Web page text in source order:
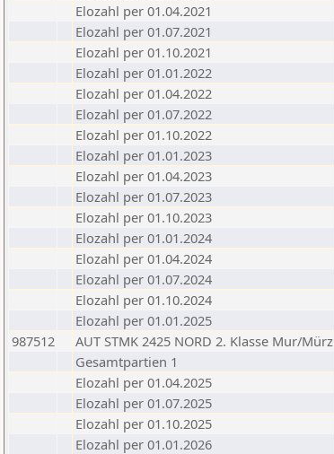
Elozahl per 01.04.2021
Elozahl per 01.07.2021
Elozahl per 01.10.2021
Elozahl per 01.01.2022
Elozahl per 01.04.2022
Elozahl per 01.07.2022
Elozahl per 01.10.2022
Elozahl per 01.01.2023
Elozahl per 01.04.2023
Elozahl per 01.07.2023
Elozahl per 01.10.2023
Elozahl per 01.01.2024
Elozahl per 01.04.2024
Elozahl per 01.07.2024
Elozahl per 01.10.2024
Elozahl per 01.01.2025
987512
AUT STMK 2425 NORD 2. Klasse Mur/Mürz
Gesamtpartien 1
Elozahl per 01.04.2025
Elozahl per 01.07.2025
Elozahl per 01.10.2025
Elozahl per 01.01.2026